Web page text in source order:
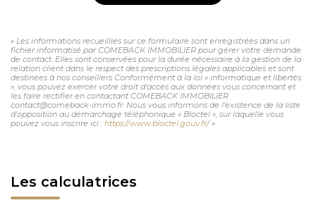
« Les informations recueillies sur ce formulaire sont enregistrées dans un
fichier informatisé par COMEBACK IMMOBILIER pour gérer votre demande
de contact. Elles sont conservées pour la durée nécessaire à la gestion de la
relation client dans le respect des prescriptions légales applicables et sont
destinées à nos conseillers Conformément à la loi « informatique et libertés
», vous pouvez exercer votre droit d'accès aux données vous concernant et
les faire rectifier en contactant COMEBACK IMMOBILIER
contact@comeback-immo.fr. Nous vous informons de l'existence de la liste
d'opposition au démarchage téléphonique « Bloctel », sur laquelle vous
pouvez vous inscrire ici : https://www.bloctel.gouv.fr/»
Les calculatrices